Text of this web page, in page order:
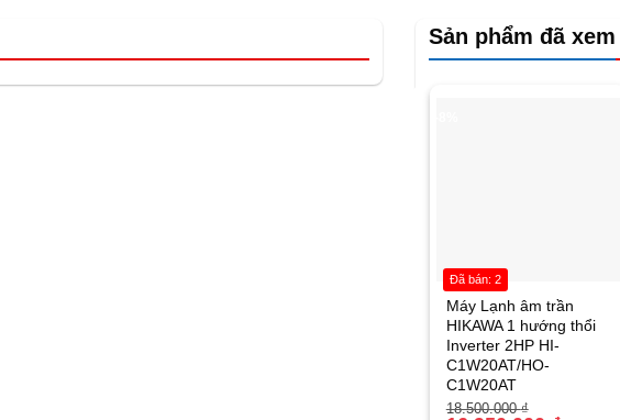
Sản phẩm đã xem
Máy Lạnh âm trần
HIKAWA 1 hướng thổi
Inverter 2HP HI-
C1W20AT/HO-
C1W20AT
18.500.000₫
Giá
Giá
Đã bán: 2